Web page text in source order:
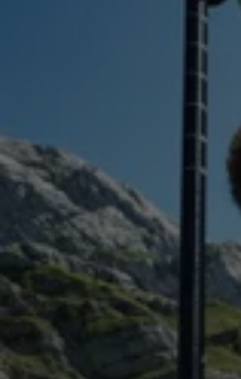
Skip to next section